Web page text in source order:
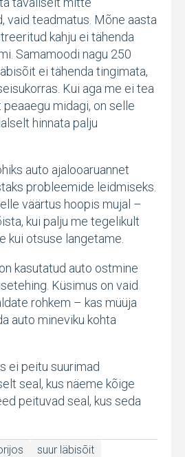
vaid teadmatus. Mõne aasta
kahju ei tähenda
Samamoodi nagu 250
ei tähenda tingimata,
Kui aga me ei tea
midagi, on selle
hinnata palju
auto ajalooaruannet
probleemide leidmiseks.
väärtus hoopis mujal –
kui palju me tegelikult
kui otsuse langetame.
kasutatud auto ostmine
Küsimus on vaid
rohkem – kas müüja
auto mineviku kohta
ei peitu suurimad
seal, kus näeme kõige
peituvad seal, kus seda
suur läbisõit